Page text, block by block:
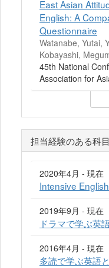
East Asian
English: A
Questionnaire
Watanabe, Yutai,
Kobayashi,
45th National
Association for
担当経験のある科
2020年4月 - 現在
Intensive
2019年9月 - 現在
ドラマで学ぶ英
2016年4月 - 現在
多読で学ぶ英語